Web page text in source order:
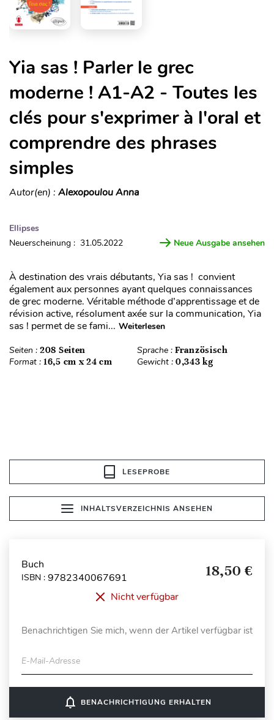
Yia sas ! Parler le grec
moderne ! A1-A2 - Toutes les
clés pour s'exprimer à l'oral et
comprendre des phrases
simples
Autor(en) : Alexopoulou Anna
Ellipses
Neuerscheinung : 31.05.2022
Neue Ausgabe ansehen
À destination des vrais débutants, Yia sas ! convient
également aux personnes ayant quelques connaissances
de grec moderne. Véritable méthode d’apprentissage et de
révision active, résolument axée sur la communication, Yia
sas ! permet de se fami... Weiterlesen
Seiten : 208 Seiten Sprache : Französisch
Format : 16,5 cm x 24 cm Gewicht : 0,343 kg
LESEPROBE
INHALTSVERZEICHNIS ANSEHEN
Buch
ISBN : 9782340067691 18,50 €
Nicht verfügbar
Benachrichtigen Sie mich, wenn der Artikel verfügbar ist
E-Mail-Adresse
notifications_none BENACHRICHTIGUNG ERHALTEN